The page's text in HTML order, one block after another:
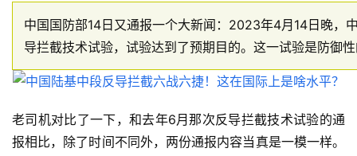
中国国防部14日又通报一个大新闻：2023年4月14日晚，
导拦截技术试验，试验达到了预期目的。这一试验是防御
老司机对比了一下，和去年6月那次反导拦截技术试验的通
报相比，除了时间不同外，两份通报内容当真是一模一样。